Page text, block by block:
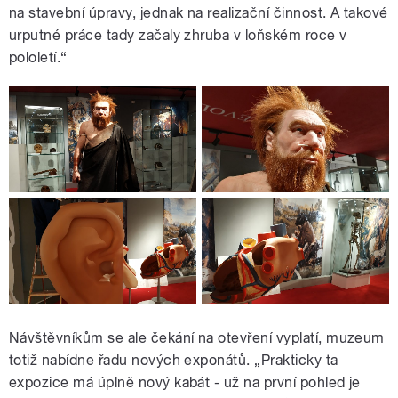
na stavební úpravy, jednak na realizační činnost. A takové
urputné práce tady začaly zhruba v loňském roce v
pololetí.“
Návštěvníkům se ale čekání na otevření vyplatí, muzeum
totiž nabídne řadu nových exponátů. „Prakticky ta
expozice má úplně nový kabát - už na první pohled je